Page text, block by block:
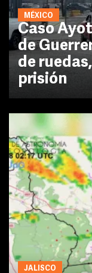
MÉXICO
Caso
de
de
prisión
JALISCO